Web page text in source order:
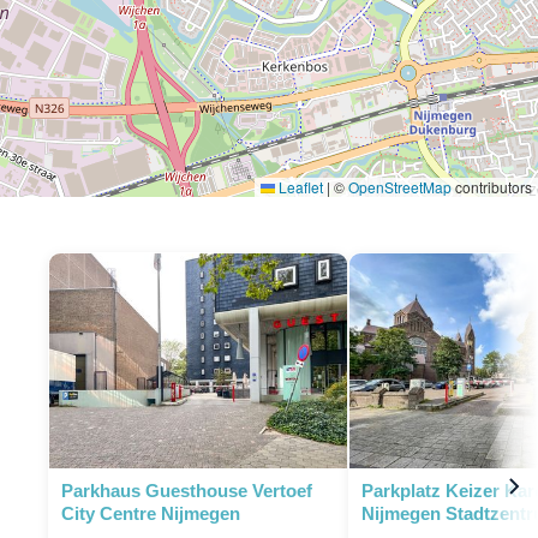
Leaflet | ©OpenStreetMapcontributors
Parkhaus Guesthouse Vertoef
City Centre Nijmegen
Parkplatz Keizer
Nijmegen